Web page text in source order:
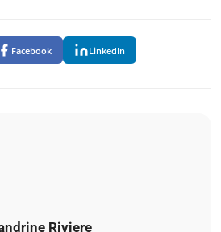
Facebook LinkedIn
Riviere